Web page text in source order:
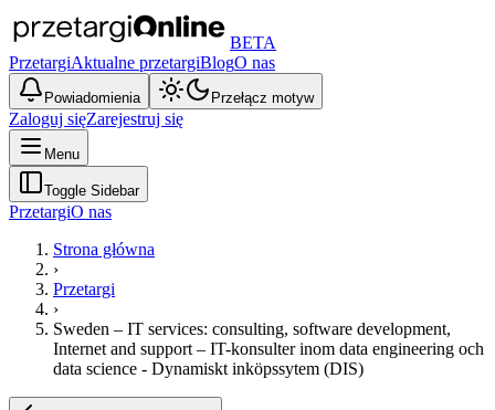
BETA
PrzetargiAktualne przetargiBlogO nas
Powiadomienia Przełącz motyw
Zaloguj sięZarejestruj się
Menu
Toggle Sidebar
PrzetargiO nas
Strona główna
›
Przetargi
›
Sweden – IT services: consulting, software development,
Internet and support – IT-konsulter inom data engineering och
data science - Dynamiskt inköpssytem (DIS)